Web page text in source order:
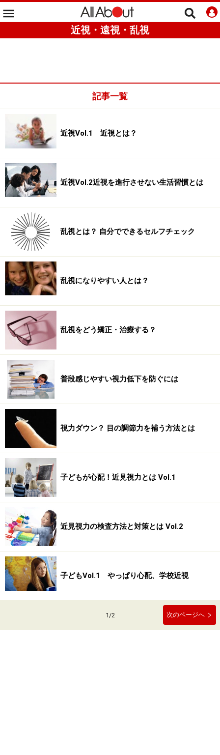
近視・遠視・乱視
記事一覧
近視Vol.1 近視とは？
近視Vol.2近視を進行させない生活習慣とは
乱視とは？ 自分でできるセルフチェック
乱視になりやすい人とは？
乱視をどう矯正・治療する？
普段感じやすい視力低下を防ぐには
視力ダウン？ 目の調節力を補う方法とは
子どもが心配！近見視力とは Vol.1
近見視力の検査方法と対策とは Vol.2
子どもVol.1 やっぱり心配、学校近視
1/2 次のページへ